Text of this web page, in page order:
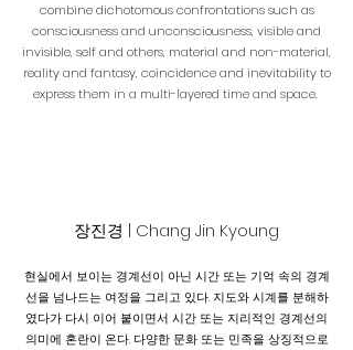
combine dichotomous confrontations such as
consciousness and unconsciousness, visible and
invisible, self and others, material and non-material,
reality and fantasy, coincidence and inevitability to
express them in a multi-layered time and space.
​장진경 | Chang Jin Kyoung
현실에서 보이는 경계선이 아닌 시간 또는 기억 속의 경계
선을 넘나드는 여정을 그리고 있다. 지도와 시계를 분해하
였다가 다시 이어 붙이면서 시간 또는 지리적인 경계선의
의미에 혼란이 온다. 다양한 문화 또는 민족을 상징적으로